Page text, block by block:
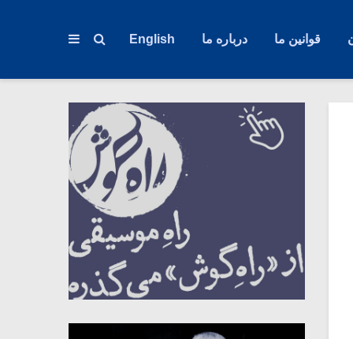
قوانین ما درباره ما English